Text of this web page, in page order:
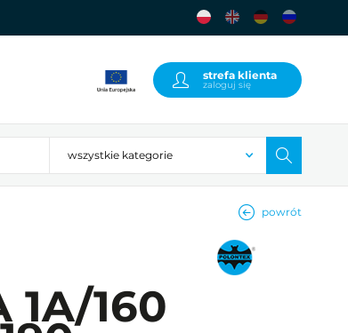
strefa klienta
zaloguj się
powrót
1A/160